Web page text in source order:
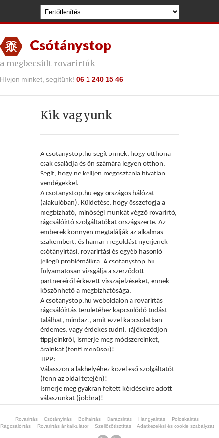
Csótánystop
a megbecsült rovarirtók
Hívjon minket, segítünk! 06 1 240 15 46
Kik vagyunk
A csotanystop.hu segít önnek, hogy otthona
csak családja és ön számára legyen otthon.
Segít, hogy ne kelljen megosztania hívatlan
vendégekkel.
A csotanystop.hu egy országos hálózat
(alakulóban). Küldetése, hogy összefogja a
megbízható, minőségi munkát végző rovarirtó,
rágcsálóirtó szolgáltatókat országszerte. Az
emberek könnyen megtalálják az alkalmas
szakembert, és hamar megoldást nyerjenek
csótányirtási, rovarirtási és egyéb hasonló
jellegű problémáikra. A csotanystop.hu
folyamatosan vizsgálja a szerződött
partnereiről érkezett visszajelzéseket, ennek
köszönhető a megbízhatósága.
A csotanystop.hu weboldalon a rovarirtás
rágcsálóirtás területéhez kapcsolódó tudást
találhat, mindazt, amit ezzel kapcsolatban
érdemes, vagy érdekes tudni. Tájékozódjon
tippjeinkről, ismerje meg módszereinket,
árainkat (fenti menüsor)!
TIPP:
Válasszon a lakhelyéhez közel eső szolgáltatót
(fenn az oldal tetején)!
Ismerje meg gyakran feltett kérdésekre adott
válaszunkat (jobbra)!
Rovarirtás Csótányirtás Bolhairtás Darázsirtás Hangyairtás
Poloskairtás
Rágcsálóirtás
Rovarirtás ár kalkulátor Szellőzőtisztítás Adatkezelési és cookie szabályzat